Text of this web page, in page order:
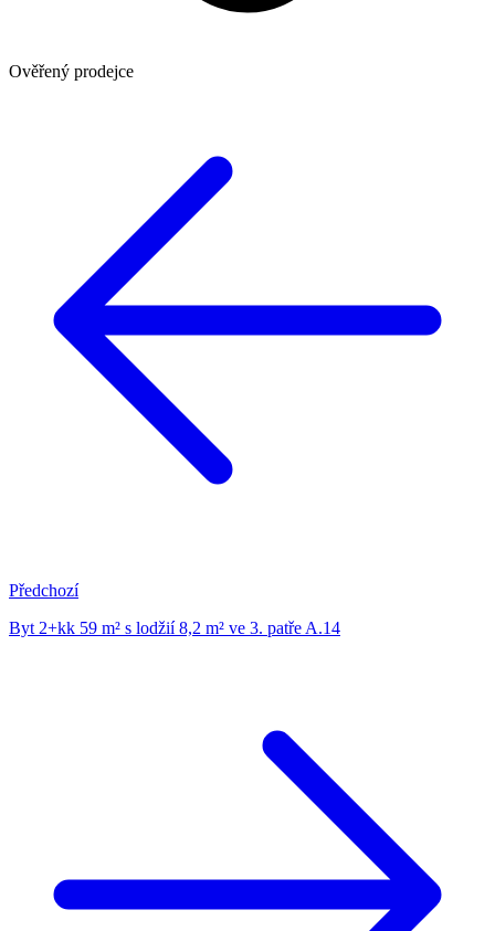
Ověřený prodejce
Předchozí
Byt 2+kk 59 m² s lodžií 8,2 m² ve 3. patře A.14